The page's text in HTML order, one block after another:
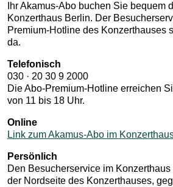
Ihr Akamus-Abo buchen Sie bequem
Konzerthaus Berlin. Der
Premium-Hotline des Konzerthauses
da.
Telefonisch
030 · 20 30 9 2000
Die Abo-Premium-Hotline erreichen
von 11 bis 18 Uhr.
Online
Link zum Akamus-Abo im
Persönlich
Den Besucherservice im
der Nordseite des Konzerthauses,